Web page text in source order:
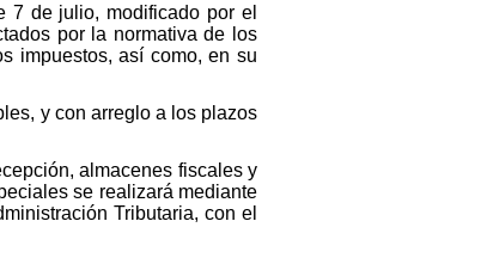
7 de julio, modificado por el
por la normativa de los
impuestos, así como, en su
y con arreglo a los plazos
almacenes fiscales y
se realizará mediante
Tributaria, con el